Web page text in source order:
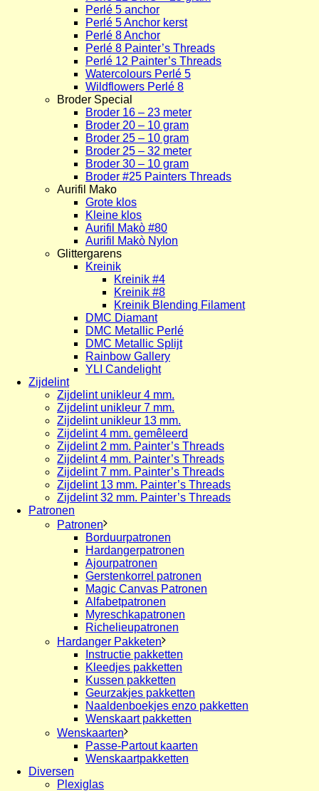
Perlé 5 anchor
Perlé 5 Anchor kerst
Perlé 8 Anchor
Perlé 8 Painter’s Threads
Perlé 12 Painter’s Threads
Watercolours Perlé 5
Wildflowers Perlé 8
Broder Special
Broder 16 – 23 meter
Broder 20 – 10 gram
Broder 25 – 10 gram
Broder 25 – 32 meter
Broder 30 – 10 gram
Broder #25 Painters Threads
Aurifil Mako
Grote klos
Kleine klos
Aurifil Makò #80
Aurifil Makò Nylon
Glittergarens
Kreinik
Kreinik #4
Kreinik #8
Kreinik Blending Filament
DMC Diamant
DMC Metallic Perlé
DMC Metallic Splijt
Rainbow Gallery
YLI Candelight
Zijdelint
Zijdelint unikleur 4 mm.
Zijdelint unikleur 7 mm.
Zijdelint unikleur 13 mm.
Zijdelint 4 mm. gemêleerd
Zijdelint 2 mm. Painter’s Threads
Zijdelint 4 mm. Painter’s Threads
Zijdelint 7 mm. Painter’s Threads
Zijdelint 13 mm. Painter’s Threads
Zijdelint 32 mm. Painter’s Threads
Patronen
Patronen
Borduurpatronen
Hardangerpatronen
Ajourpatronen
Gerstenkorrel patronen
Magic Canvas Patronen
Alfabetpatronen
Myreschkapatronen
Richelieupatronen
Hardanger Pakketen
Instructie pakketten
Kleedjes pakketten
Kussen pakketten
Geurzakjes pakketten
Naaldenboekjes enzo pakketten
Wenskaart pakketten
Wenskaarten
Passe-Partout kaarten
Wenskaartpakketten
Diversen
Plexiglas